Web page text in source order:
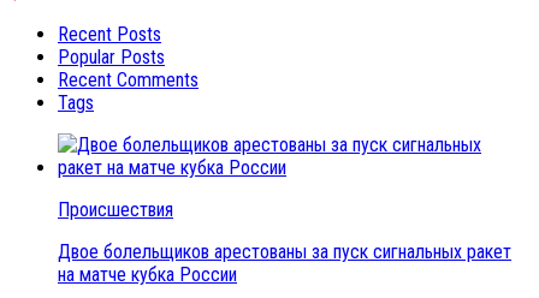
Recent Posts
Popular Posts
Recent Comments
Tags
Происшествия
Двое болельщиков арестованы за пуск сигнальных ракет
на матче кубка России